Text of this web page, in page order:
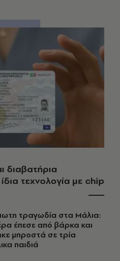
διαβατήρια
τεχνολογία με chip
τραγωδία στα Μάλια:
έπεσε από βάρκα και
μπροστά σε τρία
παιδιά